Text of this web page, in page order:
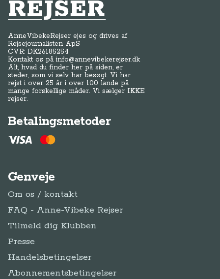
Anne-Vibeke Rejser
AnneVibekeRejser ejes og drives af
Rejsejournalisten ApS
CVR: DK26185254
Kontakt os påinfo@annevibekerejser.dk
Alt, hvad du finder her på siden, er
steder, som vi selv har besøgt. Vi har
rejst i over 25 år i over 100 lande på
mange forskellige måder. Vi sælger IKKE
rejser.
Betalingsmetoder
Genveje
Om os / kontakt
FAQ - Anne-Vibeke Rejser
Tilmeld dig Klubben
Presse
Handelsbetingelser
Abonnementsbetingelser